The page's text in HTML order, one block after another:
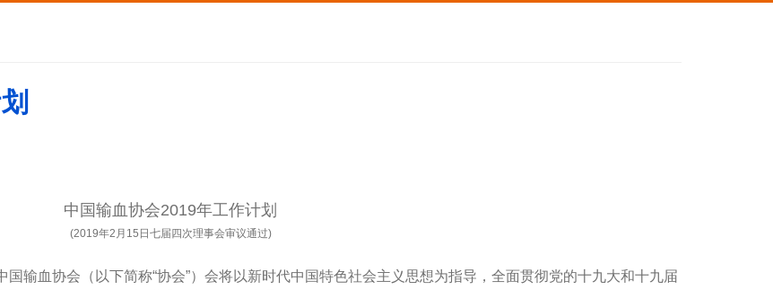
中国输血协会2019年工作计划
(2019年2月15日七届四次理事会审议通过)
血协会（以下简称“协会”）会将以新时代中国特色社会主义思想为指导，全面贯彻党的十九大和十九届